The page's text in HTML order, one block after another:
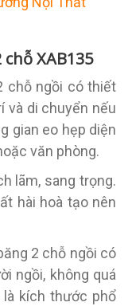
XAB135
chỗ ngồi có thiết
và di chuyển nếu
gian eo hẹp diện
văn phòng.
lãm, sang trọng.
hài hoà tạo nên
2 chỗ ngồi có
ngồi, không quá
kích thước phổ